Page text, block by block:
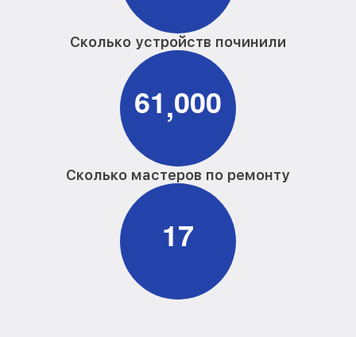
Сколько устройств починили
61,000
Сколько мастеров по ремонту
17